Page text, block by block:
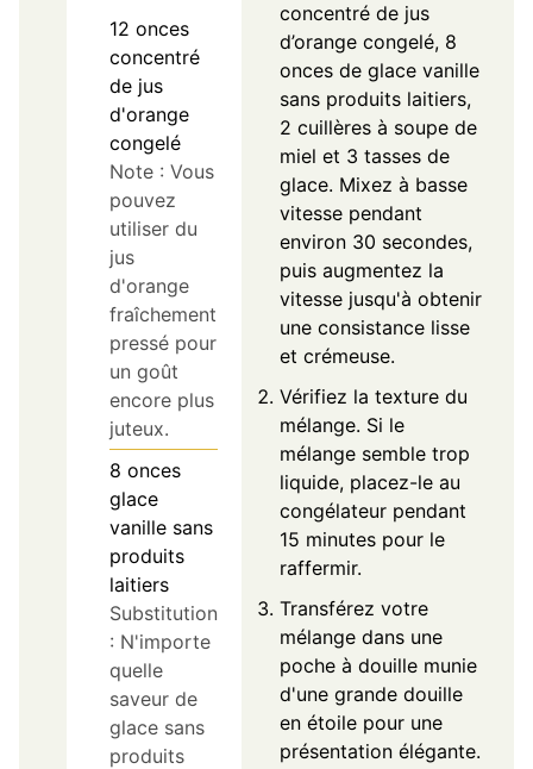
12 onces
concentré
de jus
d'orange
congelé
Note : Vous
pouvez
utiliser du
jus
d'orange
fraîchement
pressé pour
un goût
encore plus
juteux.
8 onces
glace
vanille sans
produits
laitiers
Substitution
: N'importe
quelle
saveur de
glace sans
produits
concentré de jus
d’orange congelé, 8
onces de glace vanille
sans produits laitiers,
2 cuillères à soupe de
miel et 3 tasses de
glace. Mixez à basse
vitesse pendant
environ 30 secondes,
puis augmentez la
vitesse jusqu'à obtenir
une consistance lisse
et crémeuse.
Vérifiez la texture du
mélange. Si le
mélange semble trop
liquide, placez-le au
congélateur pendant
15 minutes pour le
raffermir.
Transférez votre
mélange dans une
poche à douille munie
d'une grande douille
en étoile pour une
présentation élégante.